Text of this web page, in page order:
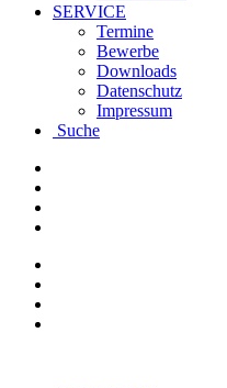
SERVICE
Termine
Bewerbe
Downloads
Datenschutz
Impressum
Suche